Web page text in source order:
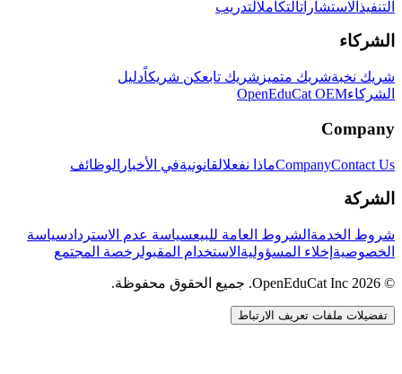
التنفيذ الاستشاراتالتكاملالتدريب
الشركاء
شريك نخبةشريك متميز شريك تابعكن شريكاًدليل
الشركاءOpenEduCat OEM
Company
CompanyContact Us ماذا نفعلالقانونيةفي الأخبار الوظائف
الشركة
شروط الخدمة الشروط العامة للبيعسياسة عدم الاستردادسياسة
الخصوصية إخلاء المسؤولية الاستخدام المقبولرخصة المجتمع
© 2026 OpenEduCat Inc. جميع الحقوق محفوظة.
تفضيلات ملفات تعريف الارتباط